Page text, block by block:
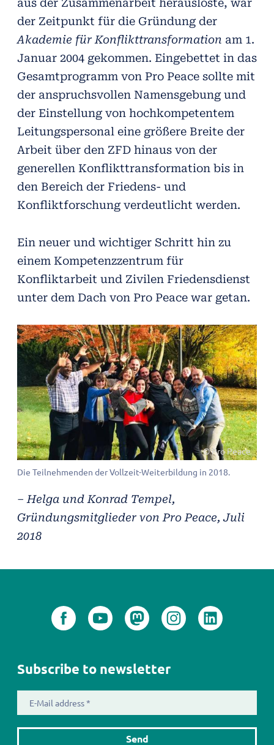
der Zeitpunkt für die Gründung der
Akademie für Konflikttransformation am 1.
Januar 2004 gekommen. Eingebettet in das
Gesamtprogramm von Pro Peace sollte mit
der anspruchsvollen Namensgebung und
der Einstellung von hochkompetentem
Leitungspersonal eine größere Breite der
Arbeit über den ZFD hinaus von der
generellen Konflikttransformation bis in
den Bereich der Friedens- und
Konfliktforschung verdeutlicht werden.
Ein neuer und wichtiger Schritt hin zu
einem Kompetenzzentrum für
Konfliktarbeit und Zivilen Friedensdienst
unter dem Dach von Pro Peace war getan.
© Pro Peace
Die Teilnehmenden der Vollzeit-Weiterbildung in 2018.
– Helga und Konrad Tempel,
Gründungsmitglieder von Pro Peace, Juli
2018
Subscribe to newsletter
Mail
address